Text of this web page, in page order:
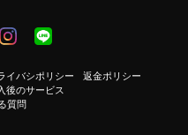
イバシポリシー
返金ポリシー
後のサービス
質問